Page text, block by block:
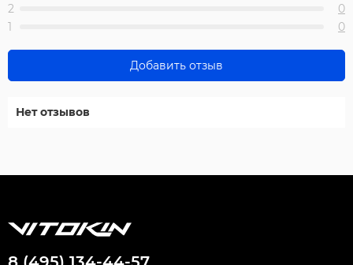
2
0
1
0
Добавить отзыв
Нет отзывов